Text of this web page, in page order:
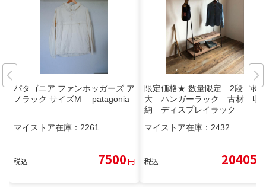
パタゴニア ファンホッガーズ ア
ノラック サイズM patagonia
マイストア在庫： 2261
税込 7500円
限定価格★ 数量限定 2段 特
大 ハンガーラック 古材 収
納 ディスプレイラック
マイストア在庫： 2432
税込 20405